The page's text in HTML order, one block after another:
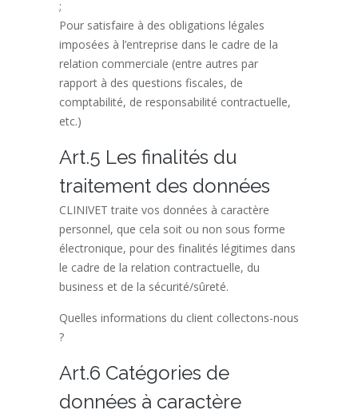
;
Pour satisfaire à des obligations légales
imposées à l’entreprise dans le cadre de la
relation commerciale (entre autres par
rapport à des questions fiscales, de
comptabilité, de responsabilité contractuelle,
etc.)
Art.5 Les finalités du
traitement des données
CLINIVET traite vos données à caractère
personnel, que cela soit ou non sous forme
électronique, pour des finalités légitimes dans
le cadre de la relation contractuelle, du
business et de la sécurité/sûreté.
Quelles informations du client collectons-nous
?
Art.6 Catégories de
données à caractère